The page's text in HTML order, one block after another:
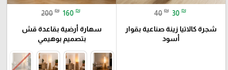
40 ₪ 30 ₪
شجرة كالاتيا زينة صناعية بقوار
أسود
200 ₪ 160 ₪
سهارة أرضية بقاعدة قش
بتصميم بوهيمي